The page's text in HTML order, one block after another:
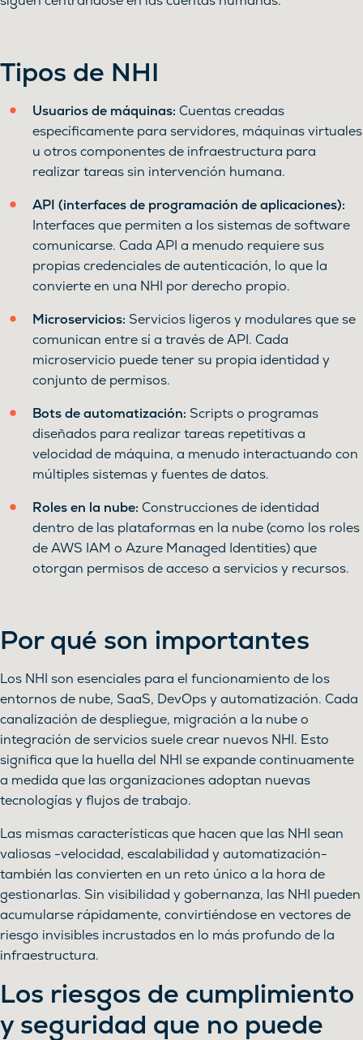
Tipos de NHI
Usuarios de máquinas: Cuentas creadas
específicamente para servidores, máquinas virtuales
u otros componentes de infraestructura para
realizar tareas sin intervención humana.
API (interfaces de programación de aplicaciones):
Interfaces que permiten a los sistemas de software
comunicarse. Cada API a menudo requiere sus
propias credenciales de autenticación, lo que la
convierte en una NHI por derecho propio.
Microservicios: Servicios ligeros y modulares que se
comunican entre sí a través de API. Cada
microservicio puede tener su propia identidad y
conjunto de permisos.
Bots de automatización: Scripts o programas
diseñados para realizar tareas repetitivas a
velocidad de máquina, a menudo interactuando con
múltiples sistemas y fuentes de datos.
Roles en la nube: Construcciones de identidad
dentro de las plataformas en la nube (como los roles
de AWS IAM o Azure Managed Identities) que
otorgan permisos de acceso a servicios y recursos.
Por qué son importantes
Los NHI son esenciales para el funcionamiento de los
entornos de nube, SaaS, DevOps y automatización. Cada
canalización de despliegue, migración a la nube o
integración de servicios suele crear nuevos NHI. Esto
significa que la huella del NHI se expande continuamente
a medida que las organizaciones adoptan nuevas
tecnologías y flujos de trabajo.
Las mismas características que hacen que las NHI sean
valiosas -velocidad, escalabilidad y automatización-
también las convierten en un reto único a la hora de
gestionarlas. Sin visibilidad y gobernanza, las NHI pueden
acumularse rápidamente, convirtiéndose en vectores de
riesgo invisibles incrustados en lo más profundo de la
infraestructura.
Los riesgos de cumplimiento
y seguridad que no puede